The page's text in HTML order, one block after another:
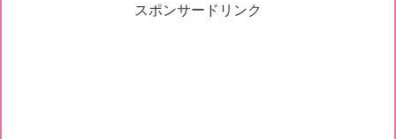
スポンサードリンク